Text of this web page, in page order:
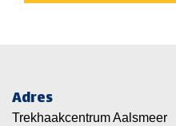
Adres
Trekhaakcentrum Aalsmeer